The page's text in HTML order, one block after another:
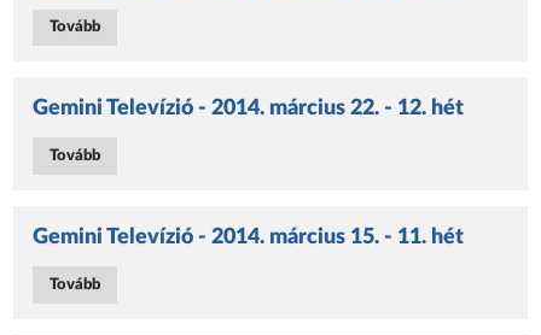
Tovább
Gemini Televízió - 2014. március 22. - 12. hét
Tovább
Gemini Televízió - 2014. március 15. - 11. hét
Tovább